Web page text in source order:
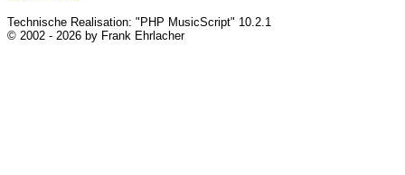
Technische Realisation: "PHP MusicScript" 10.2.1
© 2002 - 2026 by Frank Ehrlacher